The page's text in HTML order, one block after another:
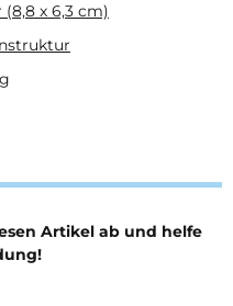
(8,8 x 6,3 cm)
Artikel ab und helfe